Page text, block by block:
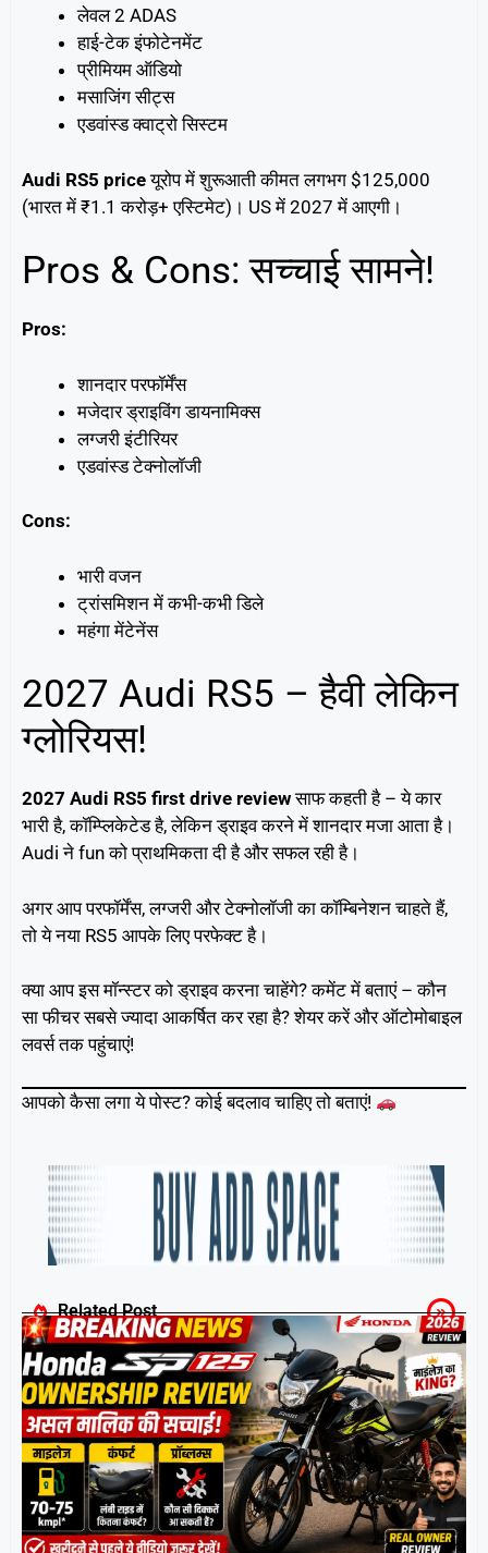
लेवल 2 ADAS
हाई-टेक इंफोटेनमेंट
प्रीमियम ऑडियो
मसाजिंग सीट्स
एडवांस्ड क्वाट्रो सिस्टम
Audi RS5 priceयूरोप में शुरूआती कीमत लगभग $125,000
(भारत में ₹1.1 करोड़+ एस्टिमेट)। US में 2027 में आएगी।
Pros & Cons: सच्चाई सामने!
Pros:
शानदार परफॉर्मेंस
मजेदार ड्राइविंग डायनामिक्स
लग्जरी इंटीरियर
एडवांस्ड टेक्नोलॉजी
Cons:
भारी वजन
ट्रांसमिशन में कभी-कभी डिले
महंगा मेंटेनेंस
2027 Audi RS5 – हैवी लेकिन
ग्लोरियस!
2027 Audi RS5 first drive reviewसाफ कहती है – ये कार
भारी है, कॉम्प्लिकेटेड है, लेकिन ड्राइव करने में शानदार मजा आता है।
Audi ने fun को प्राथमिकता दी है और सफल रही है।
अगर आप परफॉर्मेंस, लग्जरी और टेक्नोलॉजी का कॉम्बिनेशन चाहते हैं,
तो ये नया RS5 आपके लिए परफेक्ट है।
क्या आप इस मॉन्स्टर को ड्राइव करना चाहेंगे? कमेंट में बताएं – कौन
सा फीचर सबसे ज्यादा आकर्षित कर रहा है? शेयर करें और ऑटोमोबाइल
लवर्स तक पहुंचाएं!
आपको कैसा लगा ये पोस्ट? कोई बदलाव चाहिए तो बताएं!
Related Post